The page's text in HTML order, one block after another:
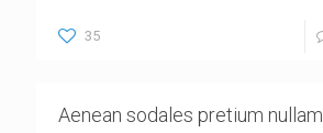
35
Aenean sodales pretium nullam